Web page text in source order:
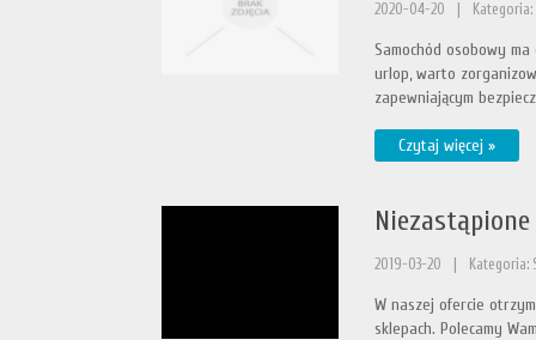
2020-04-20
Samochód osobowy
urlop, warto
zapewniającym
Czytaj więcej »
2019-03-20 Kategoria:
W naszej ofercie
sklepach. Polecamy